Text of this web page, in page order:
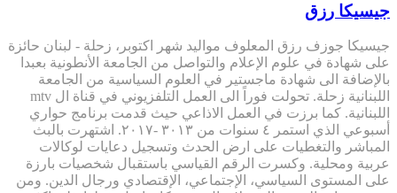
جيسيكا رزق
جيسيكا جوزف رزق المعلوف مواليد شهر اكتوبر، زحلة - لبنان حائزة
على شهادة في علوم الإعلام والتواصل من الجامعة الأنطونية بعبدا
بالإضافة الى شهادة ماجستير في العلوم السياسية من الجامعة
اللبنانية زحلة. تحولت فوراً الى العمل التلفزيوني في قناة ال mtv
اللبنانية. كما برزت في العمل الاذاعي حيث قدمت برنامج حواري
أسبوعي الذي استمر ٤ سنوات من ٣٠١٣ -٢٠١٧. اشتهرت بالبث
المباشر والتغطيات على ارض الحدث وتسجيل دعايات لوكالات
عربية ومحلية. وكسرت الرقم القياسي باستقبال شخصيات بارزة
على المستوى السياسي، الإجتماعي، الإقتصادي ورجال الدين. ومن